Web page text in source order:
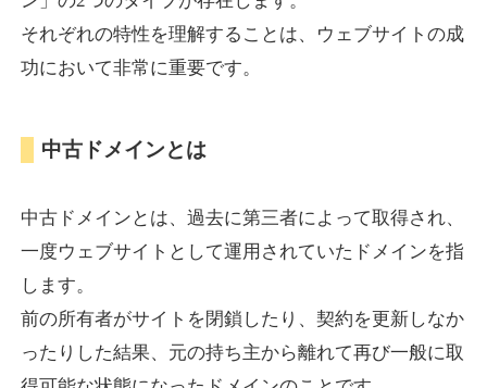
ジャンルその他
DA38 外部リンク数 383 ドメイン年齢10年
10,800円 入札 0件
詳細を見る
vrnvroomn.com
ジャンル通販
DA
10,800円 入札 0件
それぞれの特性を理解することは、ウェブサイトの成
功において非常に重要です。
中古ドメインとは
中古ドメインとは、過去に第三者によって取得され、
一度ウェブサイトとして運用されていたドメインを指
します。
前の所有者がサイトを閉鎖したり、契約を更新しなか
ったりした結果、元の持ち主から離れて再び一般に取